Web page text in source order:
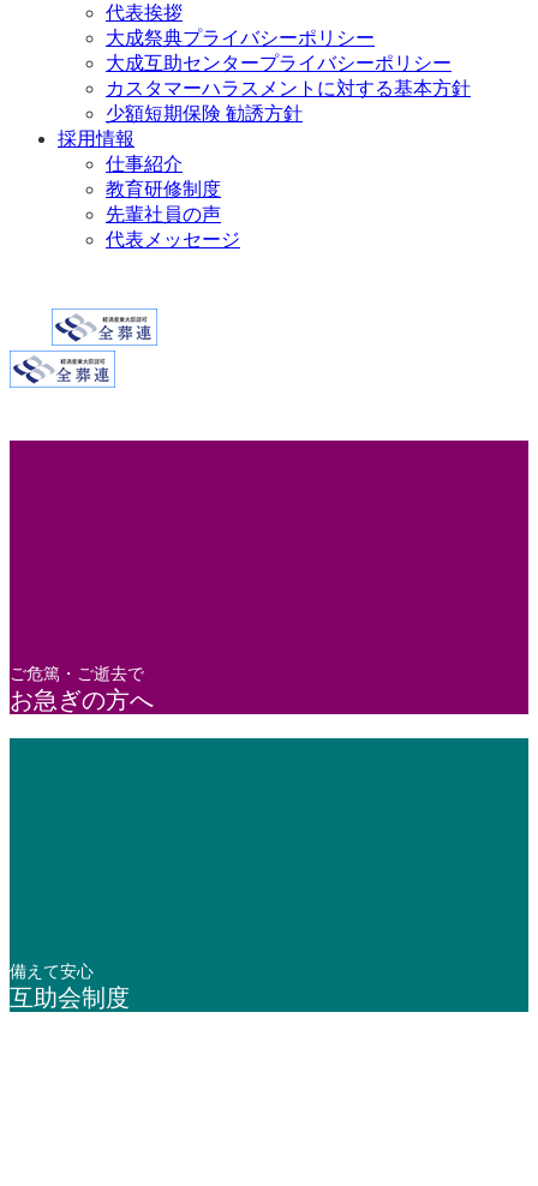
代表挨拶
大成祭典プライバシーポリシー
大成互助センタープライバシーポリシー
カスタマーハラスメントに対する基本方針
少額短期保険 勧誘方針
採用情報
仕事紹介
教育研修制度
先輩社員の声
代表メッセージ
ご危篤・ご逝去で
お急ぎの方へ
備えて安心
互助会制度